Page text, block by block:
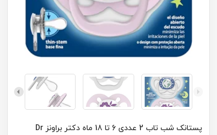
پستانک شب تاب 2 عددی 6 تا 18 ماه دکتر براونز Dr